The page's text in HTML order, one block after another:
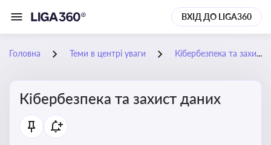
ВХІД ДО LIGA360
Головна Теми в центрі уваги Кібербезпека та захист даних
Кібербезпека та захист даних